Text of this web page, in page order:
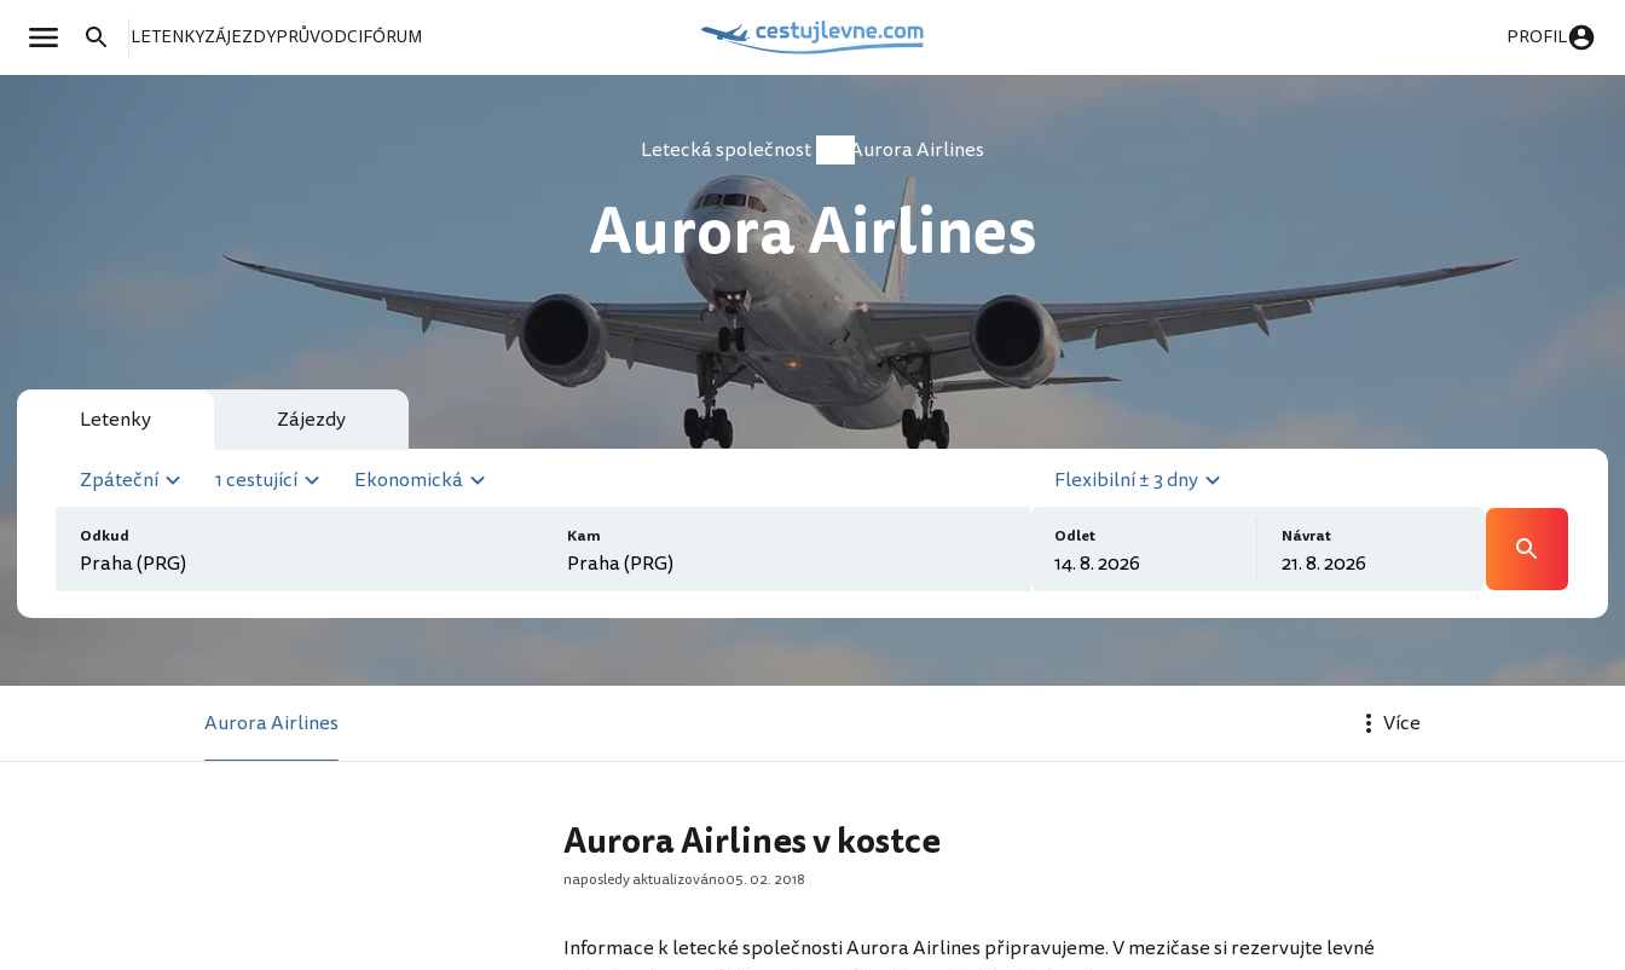
LETENKYZÁJEZDYPRŮVODCIFÓRUM PROFIL
Letecká společnost Aurora Airlines
Aurora Airlines
Letenky Zájezdy
Zpáteční 1 cestující Ekonomická
Odkud Kam
Flexibilní ± 3 dny
Odlet Návrat
Aurora Airlines Více
Aurora Airlines v kostce
naposledy aktualizováno05. 02. 2018
Informace k letecké společnosti Aurora Airlines připravujeme. V mezičase si rezervujte levné